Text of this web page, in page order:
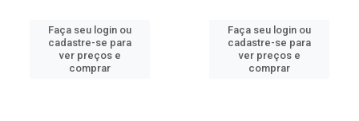
Faça seu login ou
cadastre-se para
ver preços e
comprar
Faça seu login ou
cadastre-se para
ver preços e
comprar